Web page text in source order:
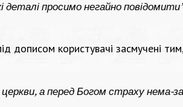
деталі просимо негайно
дописом користувачі засмучені
а перед Богом страху нема-